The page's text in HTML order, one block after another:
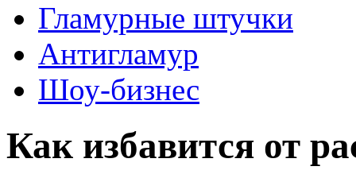
Гламурные штучки
Антигламур
Шоу-бизнес
Как избавится от